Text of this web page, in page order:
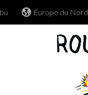
Europe du Nord